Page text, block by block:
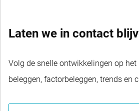
Laten we in contact
Volg de snelle ontwikkelingen op
beleggen, factorbeleggen, trends en